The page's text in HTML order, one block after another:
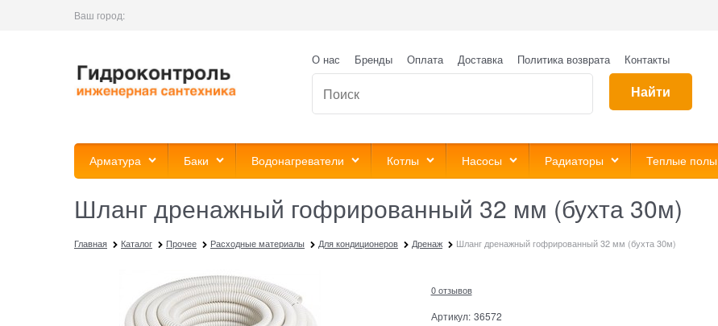
Ваш город:
О нас Бренды Оплата Доставка Политика возврата Контакты
Найти
Арматура Баки Водонагреватели Котлы Насосы Радиаторы Теплые полы
Шланг дренажный гофрированный 32 мм (бухта 30м)
Главная Каталог Прочее Расходные материалы Для кондиционеров Дренаж Шланг дренажный гофрированный 32 мм (бухта 30м)
0 отзывов
Артикул: 36572